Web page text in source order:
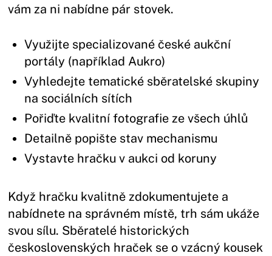
vám za ni nabídne pár stovek.
Využijte specializované české aukční
portály (například Aukro)
Vyhledejte tematické sběratelské skupiny
na sociálních sítích
Pořiďte kvalitní fotografie ze všech úhlů
Detailně popište stav mechanismu
Vystavte hračku v aukci od koruny
Když hračku kvalitně zdokumentujete a
nabídnete na správném místě, trh sám ukáže
svou sílu. Sběratelé historických
československých hraček se o vzácný kousek